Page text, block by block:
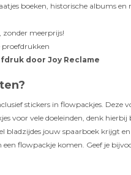
boeken, historische albums en
zonder meerprijs!
proefdrukken
door Joy Reclame
stickers in flowpackjes.
voor vele doeleinden, denk
bladzijdes jouw spaarboek krijgt
een flowpackje komen. Geef je